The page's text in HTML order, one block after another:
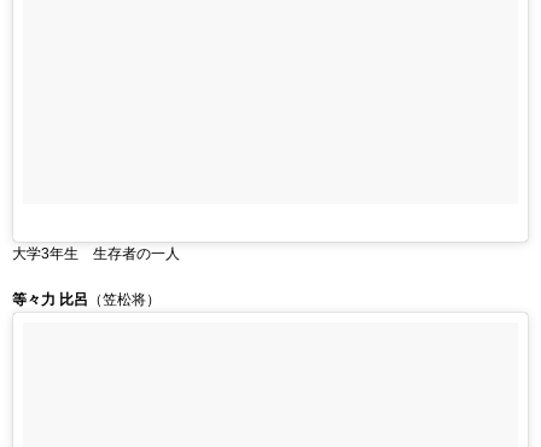
大学3年生 生存者の一人
等々力 比呂 （笠松将）